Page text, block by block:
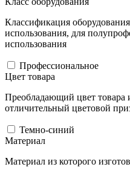
Классификация
использования, для
использования
Профессиональное
Цвет товара
Преобладающий цвет товара
отличительный цветовой
Темно-синий
Материал
Материал из которого